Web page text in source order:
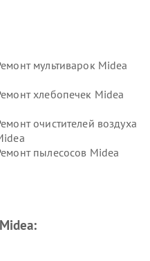
мультиварок Midea
хлебопечек Midea
очистителей воздуха
пылесосов Midea
Midea